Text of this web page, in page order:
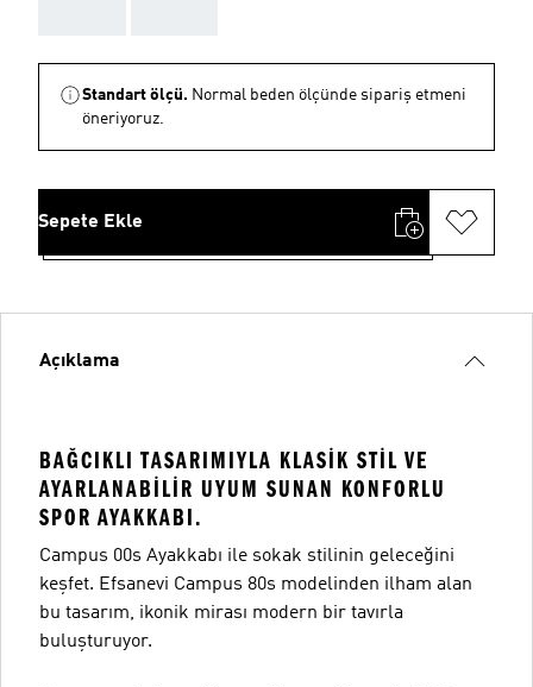
Standart ölçü. Normal beden ölçünde sipariş etmeni
öneriyoruz.
Sepete Ekle
Açıklama
BAĞCIKLI TASARIMIYLA KLASIK STIL VE
AYARLANABILIR UYUM SUNAN KONFORLU
SPOR AYAKKABI.
Campus 00s Ayakkabı ile sokak stilinin geleceğini
keşfet. Efsanevi Campus 80s modelinden ilham alan
bu tasarım, ikonik mirası modern bir tavırla
buluşturuyor.